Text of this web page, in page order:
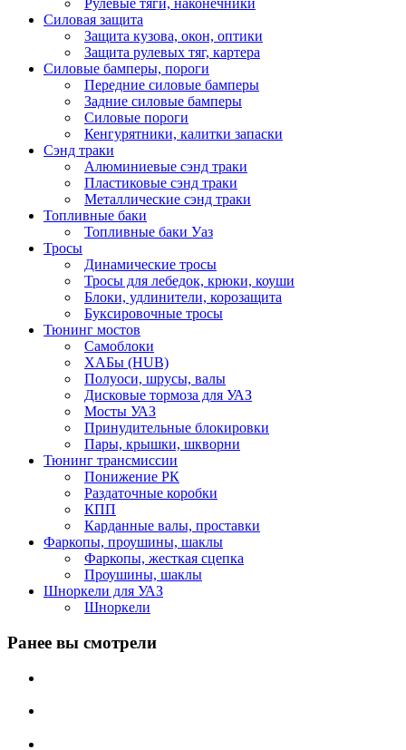
Рулевые тяги, наконечники
Силовая защита
Защита кузова, окон, оптики
Защита рулевых тяг, картера
Силовые бамперы, пороги
Передние силовые бамперы
Задние силовые бамперы
Силовые пороги
Кенгурятники, калитки запаски
Сэнд траки
Алюминиевые сэнд траки
Пластиковые сэнд траки
Металлические сэнд траки
Топливные баки
Топливные баки Уаз
Тросы
Динамические тросы
Тросы для лебедок, крюки, коуши
Блоки, удлинители, корозащита
Буксировочные тросы
Тюнинг мостов
Самоблоки
ХАБы (HUB)
Полуоси, шрусы, валы
Дисковые тормоза для УАЗ
Мосты УАЗ
Принудительные блокировки
Пары, крышки, шкворни
Тюнинг трансмиссии
Понижение РК
Раздаточные коробки
КПП
Карданные валы, проставки
Фаркопы, проушины, шаклы
Фаркопы, жесткая сцепка
Проушины, шаклы
Шноркели для УАЗ
Шноркели
Ранее вы смотрели